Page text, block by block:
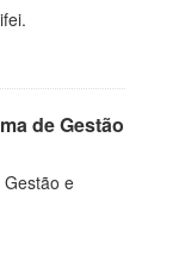
de Gestão
e